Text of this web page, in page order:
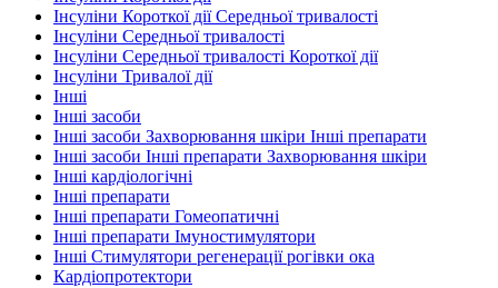
Інсуліни Короткої дії Середньої тривалості
Інсуліни Середньої тривалості
Інсуліни Середньої тривалості Короткої дії
Інсуліни Тривалої дії
Інші
Інші засоби
Інші засоби Захворювання шкіри Інші препарати
Інші засоби Інші препарати Захворювання шкіри
Інші кардіологічні
Інші препарати
Інші препарати Гомеопатичні
Інші препарати Імуностимулятори
Інші Стимулятори регенерації рогівки ока
Кардіопротектори